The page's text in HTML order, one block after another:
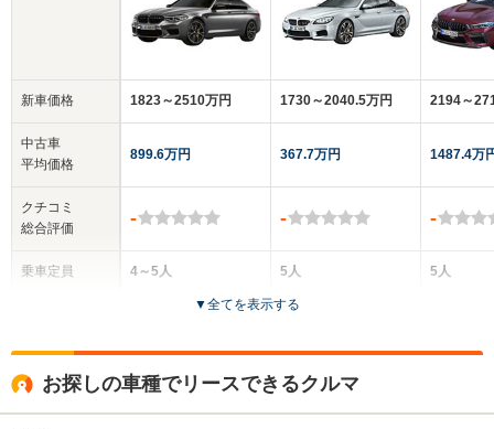
新車価格
中古車
平均価格
クチコミ
総合評価
乗車定員
1823～2510万円
899.6万円
-
4～5人
1.48m
1730～2040.5万円
367.7万円
-
5人
4ドア
1.4m
2194～
1487.4万
-
5人
▼全てを表示する
お探しの車種でリースできるクルマ